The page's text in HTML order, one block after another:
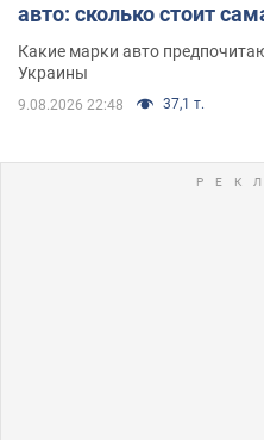
авто: сколько стоит
Какие марки авто
Украины
9.08.2026 22:48 37,1 т.